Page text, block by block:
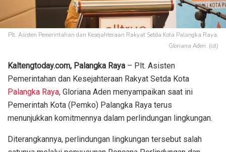
Plt. Asisten Pemerintahan dan Kesejahteraan Rakyat Setda Kota Palangka Raya,
Gloriana Aden. (ist)
Kaltengtoday.com, Palangka Raya – Plt. Asisten
Pemerintahan dan Kesejahteraan Rakyat Setda Kota
Palangka Raya, Gloriana Aden menyampaikan saat ini
Pemerintah Kota (Pemko) Palangka Raya terus
menunjukkan komitmennya dalam perlindungan lingkungan.
Diterangkannya, perlindungan lingkungan tersebut salah